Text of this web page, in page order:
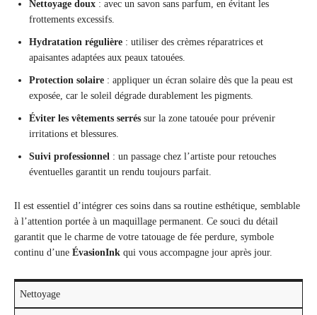
Nettoyage doux : avec un savon sans parfum, en évitant les
frottements excessifs.
Hydratation régulière : utiliser des crèmes réparatrices et
apaisantes adaptées aux peaux tatouées.
Protection solaire : appliquer un écran solaire dès que la peau est
exposée, car le soleil dégrade durablement les pigments.
Éviter les vêtements serrés sur la zone tatouée pour prévenir
irritations et blessures.
Suivi professionnel : un passage chez l’artiste pour retouches
éventuelles garantit un rendu toujours parfait.
Il est essentiel d’intégrer ces soins dans sa routine esthétique, semblable
à l’attention portée à un maquillage permanent. Ce souci du détail
garantit que le charme de votre tatouage de fée perdure, symbole
continu d’une ÉvasionInk qui vous accompagne jour après jour.
Nettoyage